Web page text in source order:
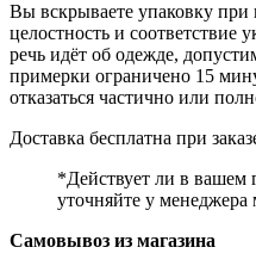
Вы вскрываете упаковку при
целостность и соответствие
речь идёт об одежде,
примерки ограничено 15
отказаться частично или
Доставка бесплатна при
*Действует ли в вашем
уточняйте у менеджера
Самовывоз из магазина